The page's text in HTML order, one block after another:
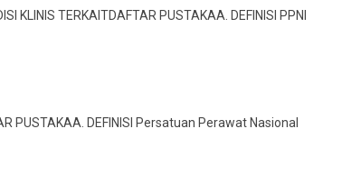
KLINIS TERKAITDAFTAR PUSTAKAA. DEFINISI PPNI
PUSTAKAA. DEFINISI Persatuan Perawat Nasional